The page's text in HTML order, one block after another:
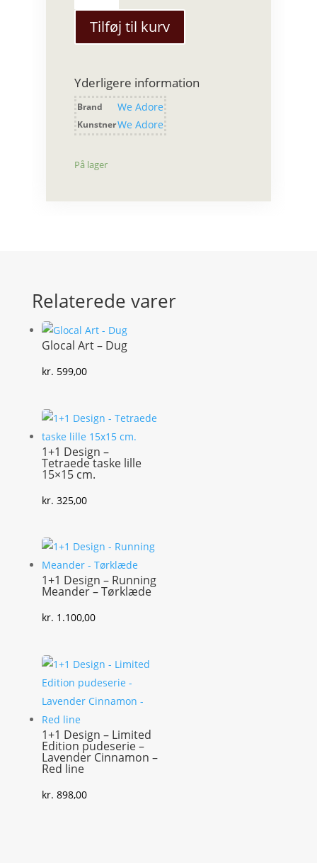
-
Vase
-
Tilføj til kurv
Yderligere information
Brand We Adore
KunstnerWe Adore
På lager
Relaterede varer
Glocal Art – Dug
kr. 599,00
1+1 Design –
Tetraede taske lille
15×15 cm.
kr. 325,00
1+1 Design – Running
Meander – Tørklæde
kr. 1.100,00
1+1 Design – Limited
Edition pudeserie –
Lavender Cinnamon –
Red line
kr. 898,00